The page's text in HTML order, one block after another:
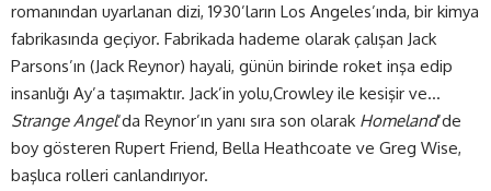
romanından uyarlanan dizi, 1930’ların Los Angeles’ında, bir kimya
fabrikasında geçiyor. Fabrikada hademe olarak çalışan Jack
Parsons’ın (Jack Reynor) hayali, günün birinde roket inşa edip
insanlığı Ay’a taşımaktır. Jack’in yolu,Crowley ile kesişir ve…
Strange Angel‘da Reynor’ın yanı sıra son olarak Homeland‘de
boy gösteren Rupert Friend, Bella Heathcoate ve Greg Wise,
başlıca rolleri canlandırıyor.